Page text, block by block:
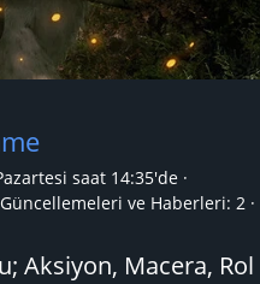
saat 14:35'de
ve Haberleri: 2
Aksiyon, Macera, Rol